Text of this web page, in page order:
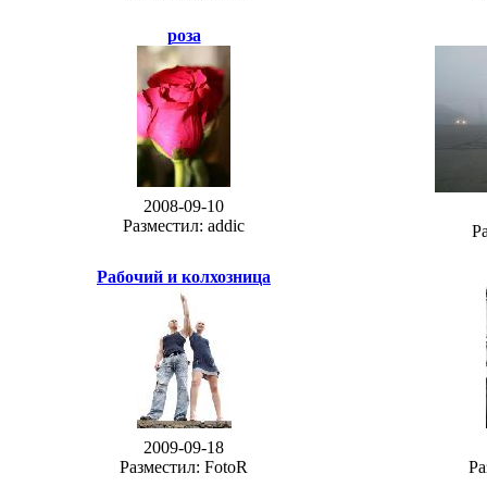
роза
2008-09-10
Разместил: addic
Рабочий и колхозница
2009-09-18
Разместил: FotoR